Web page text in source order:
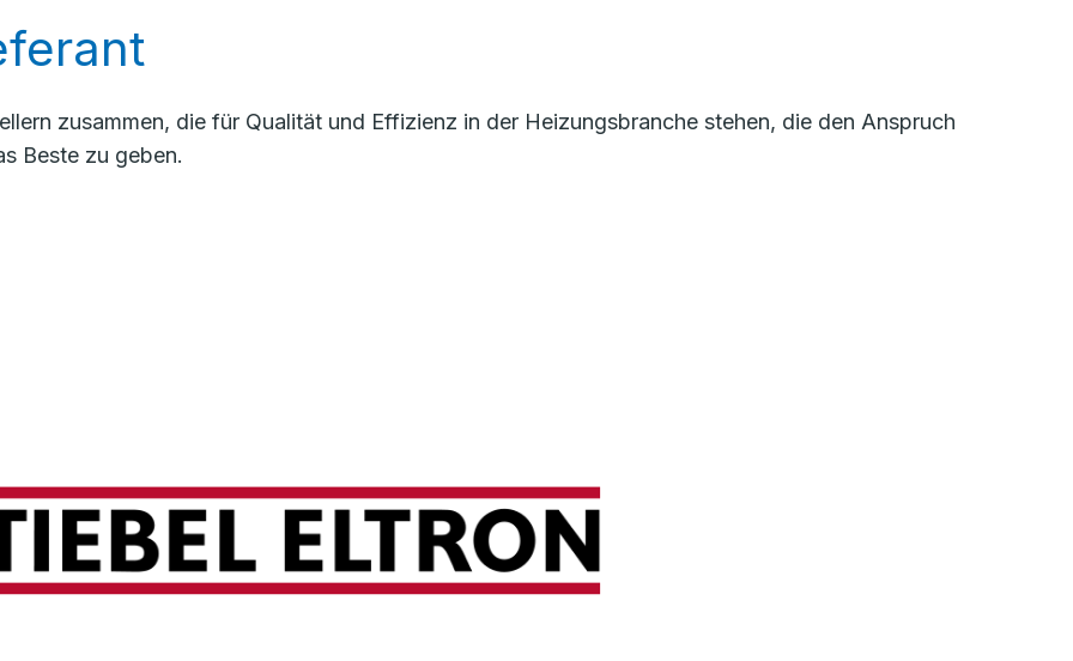
zusammen, die für Qualität und Effizienz in der Heizungsbranche stehen, die den Anspruch
Beste zu geben.